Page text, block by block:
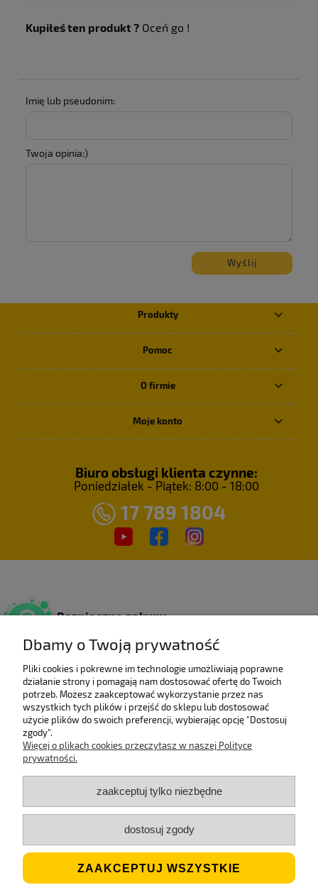
Kupiłeś ten produkt ? Oceń go !
Imię lub pseudonim:
Twoja opinia:)
Wyślij
Produkty
Pomoc
O firmie
Moje konto
Biuro obsługi klienta czynne:
Poniedziałek - Piątek: 8:00 - 18:00
17 789 1804
Bezpieczne zakupy
Wieloletni laureat
rankingu e-Gazele Biznesu.
Wysyłka z Polski
Gwarancją szybkiej dostawy.
Jesteśmy ECO
Stosujemy biodegradowalne opakowania.
Dbamy o Twoją prywatność
Pliki cookies i pokrewne im technologie umożliwiają poprawne
działanie strony i pomagają nam dostosować ofertę do Twoich
potrzeb. Możesz zaakceptować wykorzystanie przez nas
wszystkich tych plików i przejść do sklepu lub dostosować
użycie plików do swoich preferencji, wybierając opcję "Dostosuj
zgody".
Więcej o plikach cookies przeczytasz w naszej Polityce
prywatności.
zaakceptuj tylko niezbędne
dostosuj zgody
ZAAKCEPTUJ WSZYSTKIE